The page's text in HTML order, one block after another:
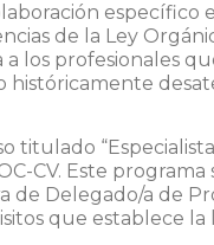
específico
de la Ley
los profesionales
históricamente
titulado
CV. Este
de Delegado/a de
que establece